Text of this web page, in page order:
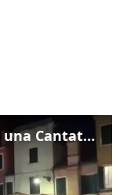
Venezia omaggia Guccini con una Cantata Anarchica in campo Santa Margherita